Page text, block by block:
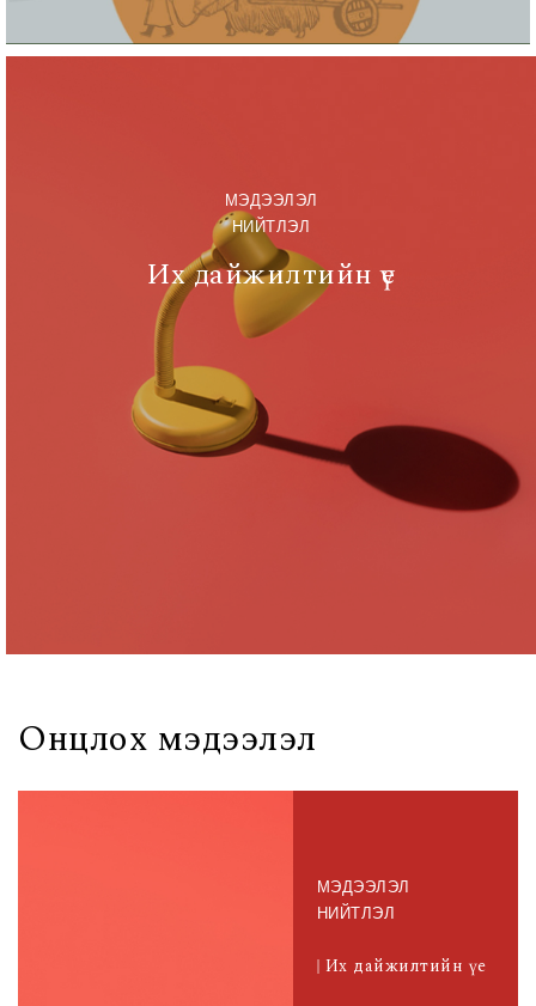
МЭДЭЭЛЭЛ
НИЙТЛЭЛ
Их дайжилтийн үе
Онцлох мэдээлэл
МЭДЭЭЛЭЛ
НИЙТЛЭЛ
Их дайжилтийн үе